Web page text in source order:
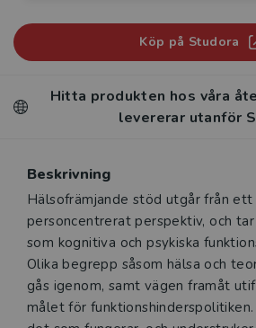
Köp på Studora
Hitta produkten hos våra
levererar utanför
Beskrivning
Beskrivning
Hälsofrämjande stöd utgår från
personcentrerat perspektiv, och
som kognitiva och psykiska
Olika begrepp såsom hälsa och
gås igenom, samt vägen framåt
målet för